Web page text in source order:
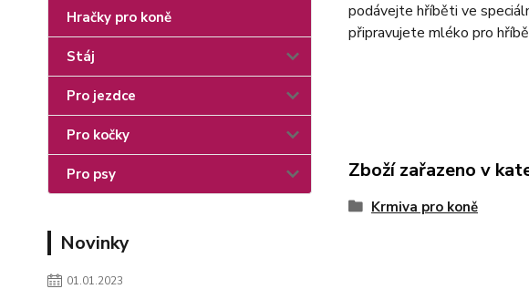
Hračky pro koně
Stáj
Pro jezdce
Pro kočky
Pro psy
Novinky
01.01.2023
podávejte hříběti ve
připravujete mléko pro
Zboží zařazeno v
Krmiva pro koně